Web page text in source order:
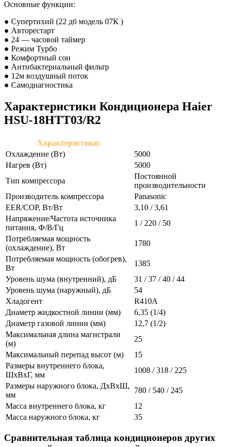
Основные функции:
● Супертихий (22 дб модель 07К )
● Авторестарт
● 24 — часовой таймер
● Режим Турбо
● Комфортный сон
● Антибактериальный фильтр
● 12м воздушный поток
● Самодиагностика
Характеристики Кондиционера Haier
HSU-18HTT03/R2
Характеристики:
Охлаждение (Вт)
5000
Нагрев (Вт)
5000
Тип компрессора
Постоянной
производительности
Производитель компрессора
Panasonic
EER/COP, Вт/Вт
3,10 / 3,61
Напряжение/Частота источника
питания, Ф/В/Гц
1 / 220 / 50
Потребляемая мощность
(охлаждение), Вт
1780
Потребляемая мощность (обогрев),
Вт
1385
Уровень шума (внутренний), дБ
31 / 37 / 40 / 44
Уровень шума (наружный), дБ
54
Хладогент
R410A
Диаметр жидкостной линии (мм)
6,35 (1/4)
Диаметр газовой линии (мм)
12,7 (1/2)
Максимальная длина магистрали
(м)
25
Максимальный перепад высот (м)
15
Размеры внутреннего блока,
ШxВxГ, мм
1008 / 318 / 225
Размеры наружного блока, ДхВхШ,
мм
780 / 540 / 245
Масса внутреннего блока, кг
12
Масса наружного блока, кг
35
Сравнительная таблица кондиционеров других